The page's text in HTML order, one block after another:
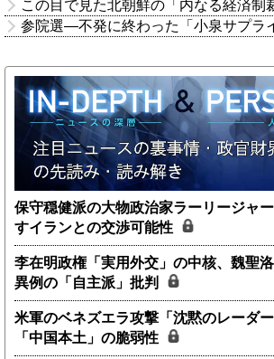
この目で見た北朝鮮の「内なる経済制
参院選―不発に終わった「小泉サプラ
保守穏健派の大物政治家ラーリージャ
すイランとの交渉可能性
李在明政権「実用外交」の中核、魏聖
異例の「自主派」批判
米軍のベネズエラ攻撃「沈黙のレーダ
「中国本土」の脆弱性